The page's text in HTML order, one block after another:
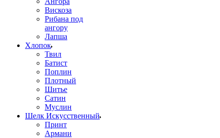
Вискоза
Рибана под
ангору
Лапша
Хлопок
Твил
Батист
Поплин
Плотный
Шитье
Сатин
Муслин
Шелк Искусственный
Принт
Армани